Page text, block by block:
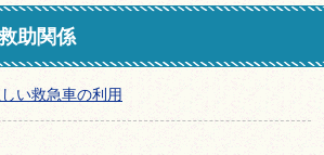
助関係
い救急車の利用